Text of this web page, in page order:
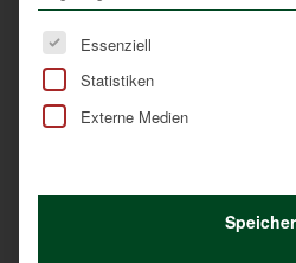
Die Erholungssuchenden
Wegen bleiben, Hunde
an die Leine nehmen, Vögel
Fotografieren – bei der
und andern Jungtieren
gesäugt werden können,
Es folgt eine Liste der
Essenziell
Statistiken
Externe Medien